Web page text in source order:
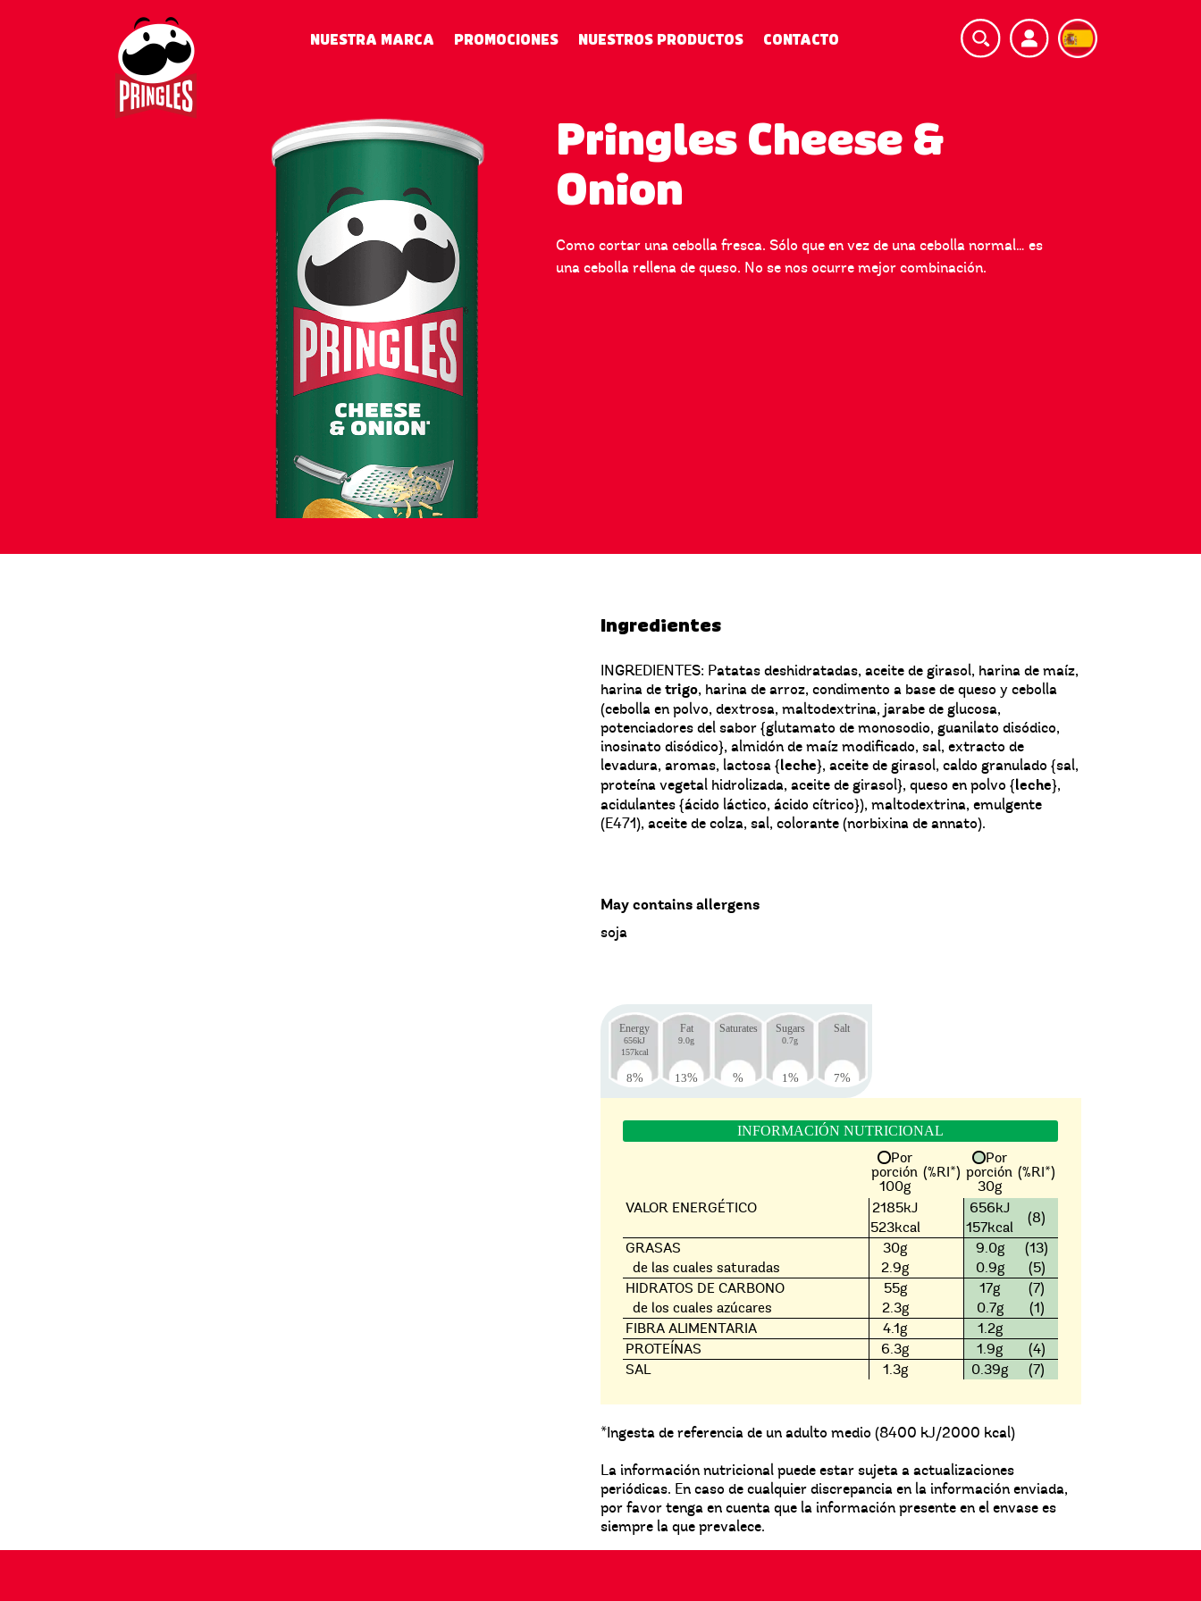
NUESTRA MARCA PROMOCIONES NUESTROS PRODUCTOS CONTACTO
Pringles Cheese &
Onion
Como cortar una cebolla fresca. Sólo que en vez de una cebolla normal… es
una cebolla rellena de queso. No se nos ocurre mejor combinación.
Ingredientes
INGREDIENTES: Patatas deshidratadas, aceite de girasol, harina de maíz,
harina detrigo, harina de arroz, condimento a base de queso y cebolla
(cebolla en polvo, dextrosa, maltodextrina, jarabe de glucosa,
potenciadores del sabor {glutamato de monosodio, guanilato disódico,
inosinato disódico}, almidón de maíz modificado, sal, extracto de
levadura, aromas, lactosa {leche}, aceite de girasol, caldo granulado {sal,
proteína vegetal hidrolizada, aceite de girasol}, queso en polvo {leche},
acidulantes {ácido láctico, ácido cítrico}), maltodextrina, emulgente
(E471), aceite de colza, sal, colorante (norbixina de annato).
May contains allergens
soja
Energy
656kJ
157kcal
8%
Fat
9.0g
13%
Saturates
%
Sugars
0.7g
1 %
Salt
7%
INFORMACIÓN NUTRICIONAL
Por
porción
100g
(%RI*)
Por
porción
30g
(%RI*)
VALOR ENERGÉTICO
2185kJ 656kJ
(8)
523kcal
157kcal
GRASAS
30g 9.0g
(13)
de las cuales saturadas
2.9g 0.9g
(5)
HIDRATOS DE CARBONO
55g 17g
(7)
de los cuales azúcares
2.3g 0.7g
(1)
FIBRA ALIMENTARIA
4.1g
1.2g
PROTEÍNAS
6.3g 1.9g
(4)
SAL
1.3g 0.39g (7)
*Ingesta de referencia de un adulto medio (8400 kJ/2000 kcal)
La información nutricional puede estar sujeta a actualizaciones
periódicas. En caso de cualquier discrepancia en la información enviada,
por favor tenga en cuenta que la información presente en el envase es
siempre la que prevalece.